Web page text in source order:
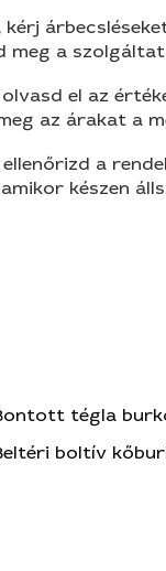
meg a
el az
az árakat a
a
készen
tégla
boltív